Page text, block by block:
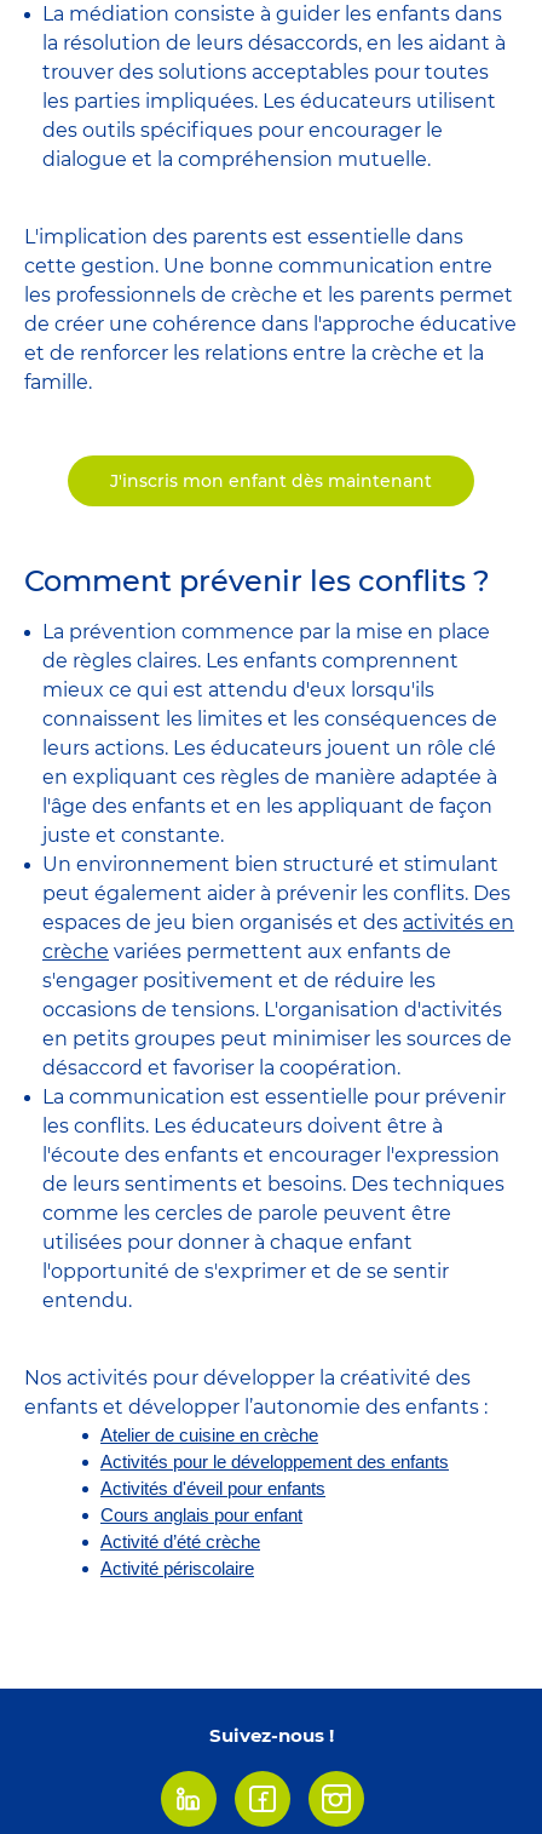
La médiation consiste à guider les enfants dans
la résolution de leurs désaccords, en les aidant à
trouver des solutions acceptables pour toutes
les parties impliquées. Les éducateurs utilisent
des outils spécifiques pour encourager le
dialogue et la compréhension mutuelle.
L'implication des parents est essentielle dans
cette gestion. Une bonne communication entre
les professionnels de crèche et les parents permet
de créer une cohérence dans l'approche éducative
et de renforcer les relations entre la crèche et la
famille.
J'inscris mon enfant dès maintenant
Comment prévenir les conflits ?
La prévention commence par la mise en place
de règles claires. Les enfants comprennent
mieux ce qui est attendu d'eux lorsqu'ils
connaissent les limites et les conséquences de
leurs actions. Les éducateurs jouent un rôle clé
en expliquant ces règles de manière adaptée à
l'âge des enfants et en les appliquant de façon
juste et constante.
Un environnement bien structuré et stimulant
peut également aider à prévenir les conflits. Des
espaces de jeu bien organisés et des activités en
crèche variées permettent aux enfants de
s'engager positivement et de réduire les
occasions de tensions. L'organisation d'activités
en petits groupes peut minimiser les sources de
désaccord et favoriser la coopération.
La communication est essentielle pour prévenir
les conflits. Les éducateurs doivent être à
l'écoute des enfants et encourager l'expression
de leurs sentiments et besoins. Des techniques
comme les cercles de parole peuvent être
utilisées pour donner à chaque enfant
l'opportunité de s'exprimer et de se sentir
entendu.
Nos activités pour développer la créativité des
enfants et développer l’autonomie des enfants :
Atelier de cuisine en crèche
Activités pour le développement des enfants
Activités d'éveil pour enfants
Cours anglais pour enfant
Activité d’été crèche
Activité périscolaire
Suivez-nous !
LinkedinFacebookInstagram